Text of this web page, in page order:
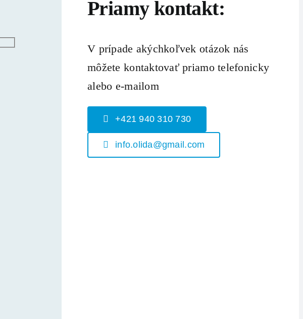
Priamy kontakt:
V prípade akýchkoľvek otázok nás
môžete kontaktovať priamo telefonicky
alebo e-mailom
+421 940 310 730
info.olida@gmail.com